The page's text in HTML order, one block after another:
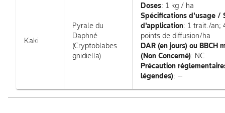
Kaki
Pyrale du
Daphné
(Cryptoblabes
gnidiella)
Doses: 1 kg / ha
Spécifications d'usage /
d'application: 1 trait./an;
points de diffusion/ha
DAR (en jours) ou BBCH
(Non Concerné): NC
Précaution
légendes): --